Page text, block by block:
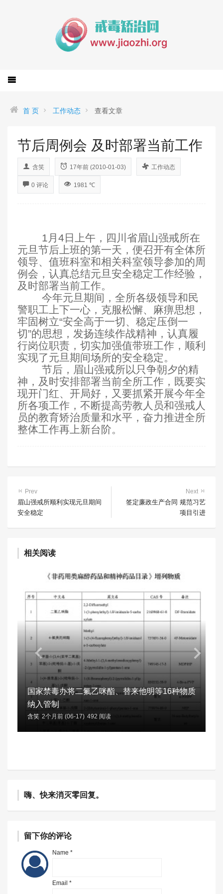
首 页 工作动态 查看文章
节后周例会 及时部署当前工作
含笑 17年前 (2010-01-03) 工作动态
0 评论 1981 ℃
1月4日 上午，四川省眉山强戒所在
元旦节后上班的第一天，便召开有全体所
领导、值班科室和相关科室领导参加的周
例会，认真总结元旦安全稳定工作经验，
及时部署当前工作。
今年元旦期间，全所各级领导和民
警职工上下一心，克服松懈、麻痹思想，
牢固树立“安全高于一切、稳定压倒一
切”的思想，发扬连续作战精神，认真履
行岗位职责，切实加强值带班工作，顺利
实现了元旦期间场所的安全稳定。
节后，眉山强戒所以只争朝夕的精
神，及时安排部署当前全所工作，既要实
现开门红、开局好，又要抓紧开展今年全
所各项工作，不断提高劳教人员和强戒人
员的教育矫治质量和水平，奋力推进全所
整体工作再上新台阶。
Prev
眉山强戒所顺利实现元旦期间
安全稳定
Next
签定廉政生产合同 规范习艺
项目引进
相关阅读
国家禁毒办将二氟乙咪酯、替来他明等16种物质
纳入管制
含笑 2个月前 (06-17) 492 阅读
嗨、快来消灭零回复。
留下你的评论
Name *
Email *